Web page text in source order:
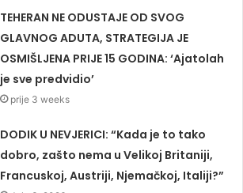
TEHERAN NE ODUSTAJE OD SVOG
GLAVNOG ADUTA, STRATEGIJA JE
OSMIŠLJENA PRIJE 15 GODINA: ‘Ajatolah
je sve predvidio’
prije 3 weeks
DODIK U NEVJERICI: “Kada je to tako
dobro, zašto nema u Velikoj Britaniji,
Francuskoj, Austriji, Njemačkoj, Italiji?”